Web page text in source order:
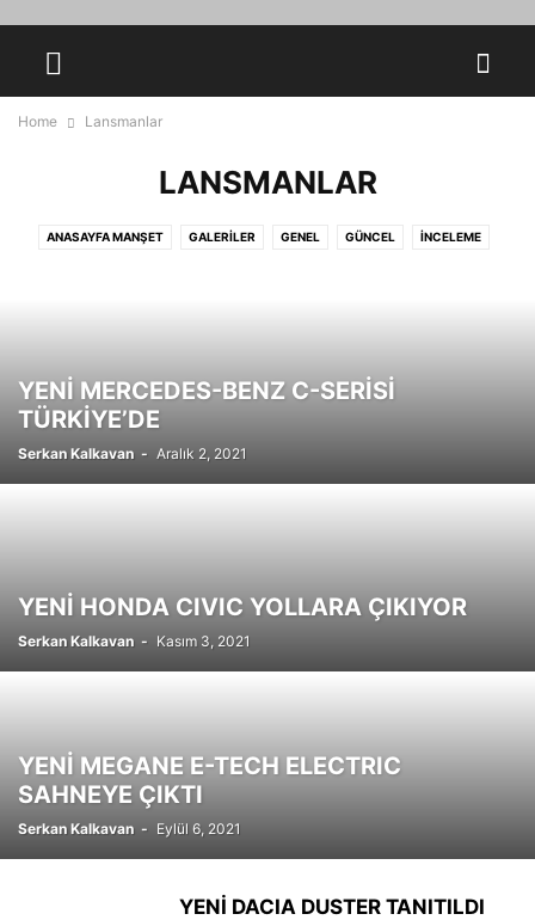
Home Lansmanlar
LANSMANLAR
ANASAYFA MANŞET GALERILER GENEL GÜNCEL İNCELEME
YENİ MERCEDES-BENZ C-SERİSİ
TÜRKİYE’DE
Serkan Kalkavan - Aralık 2, 2021
YENİ HONDA CIVIC YOLLARA ÇIKIYOR
Serkan Kalkavan - Kasım 3, 2021
YENİ MEGANE E-TECH ELECTRIC
SAHNEYE ÇIKTI
Serkan Kalkavan - Eylül 6, 2021
YENİ DACIA DUSTER TANITILDI